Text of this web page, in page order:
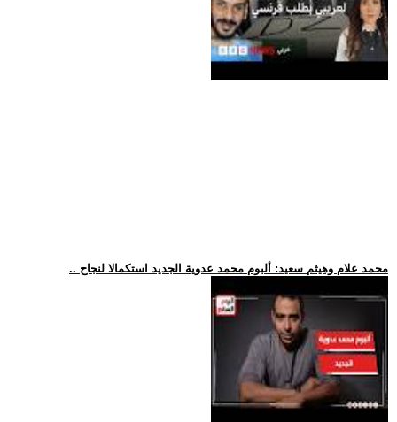
.. محمد علام وهيثم سعيد: ألبوم محمد عدوية الجديد استكمالا لنجاح